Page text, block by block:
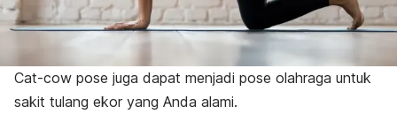
Cat-cow pose juga dapat menjadi pose olahraga untuk
sakit tulang ekor yang Anda alami.